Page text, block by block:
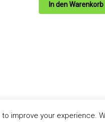
In den Warenkorb
Powered by:
improve your experience.